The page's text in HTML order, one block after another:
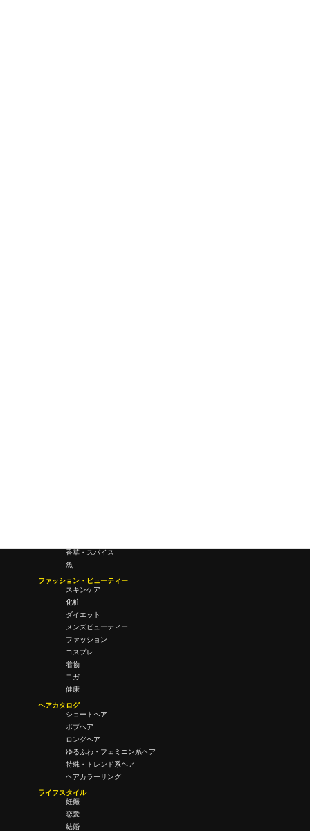
香草・スパイス
魚
ファッション・ビューティー
スキンケア
化粧
ダイエット
メンズビューティー
ファッション
コスプレ
着物
ヨガ
健康
ヘアカタログ
ショートヘア
ボブヘア
ロングヘア
ゆるふわ・フェミニン系ヘア
特殊・トレンド系ヘア
ヘアカラーリング
ライフスタイル
妊娠
恋愛
結婚